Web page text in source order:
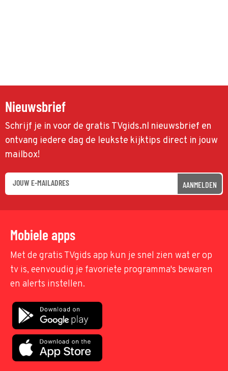
Nieuwsbrief
Schrijf je in voor de gratis TVgids.nl nieuwsbrief en
ontvang iedere dag de leukste kijktips direct in jouw
mailbox!
AANMELDEN
Mobiele apps
Met de gratis TVgids app kun je snel zien wat er op
tv is, eenvoudig je favoriete programma's bewaren
en alerts instellen.